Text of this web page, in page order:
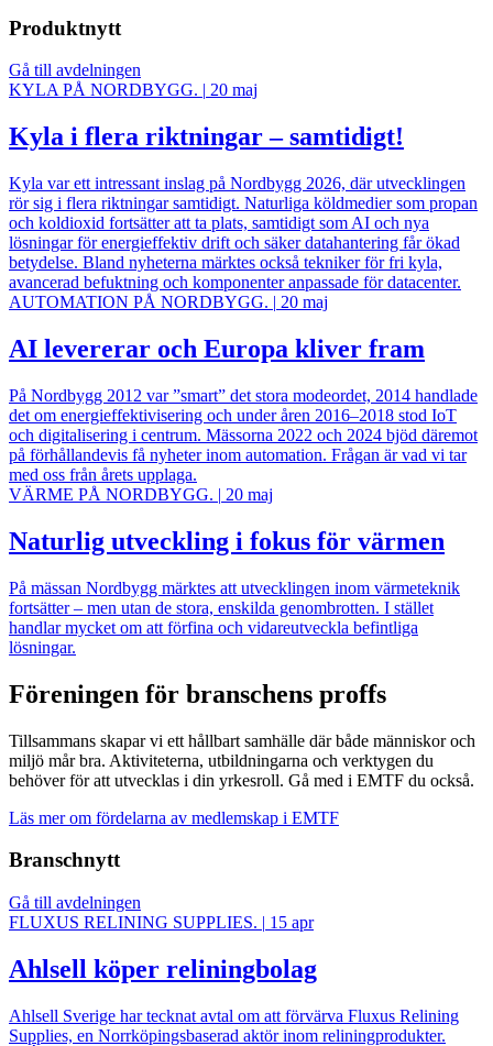
Produktnytt
Gå till avdelningen
KYLA PÅ NORDBYGG. | 20 maj
Kyla i flera riktningar – samtidigt!
Kyla var ett intressant inslag på Nordbygg 2026, där utvecklingen
rör sig i flera riktningar samtidigt. Naturliga köldmedier som propan
och koldioxid fortsätter att ta plats, samtidigt som AI och nya
lösningar för energieffektiv drift och säker datahantering får ökad
betydelse. Bland nyheterna märktes också tekniker för fri kyla,
avancerad befuktning och komponenter anpassade för datacenter.
AUTOMATION PÅ NORDBYGG. | 20 maj
AI levererar och Europa kliver fram
På Nordbygg 2012 var ”smart” det stora modeordet, 2014 handlade
det om energieffektivisering och under åren 2016–2018 stod IoT
och digitalisering i centrum. Mässorna 2022 och 2024 bjöd däremot
på förhållandevis få nyheter inom automation. Frågan är vad vi tar
med oss från årets upplaga.
VÄRME PÅ NORDBYGG. | 20 maj
Naturlig utveckling i fokus för värmen
På mässan Nordbygg märktes att utvecklingen inom värmeteknik
fortsätter – men utan de stora, enskilda genombrotten. I stället
handlar mycket om att förfina och vidareutveckla befintliga
lösningar.
Föreningen för branschens proffs
Tillsammans skapar vi ett hållbart samhälle där både människor och
miljö mår bra. Aktiviteterna, utbildningarna och verktygen du
behöver för att utvecklas i din yrkesroll. Gå med i EMTF du också.
Läs mer om fördelarna av medlemskap i EMTF
Branschnytt
Gå till avdelningen
FLUXUS RELINING SUPPLIES. | 15 apr
Ahlsell köper reliningbolag
Ahlsell Sverige har tecknat avtal om att förvärva Fluxus Relining
Supplies, en Norrköpingsbaserad aktör inom reliningprodukter.